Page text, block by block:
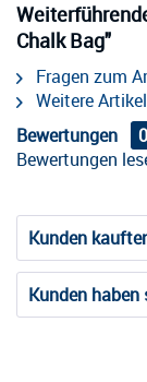
Chalk Bag"
Fragen zum
Weitere
Bewertungen
0
Bewertungen
Kunden
Kunden